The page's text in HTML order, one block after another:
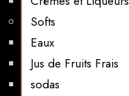
Softs
Eaux
Jus de Fruits Frais
sodas